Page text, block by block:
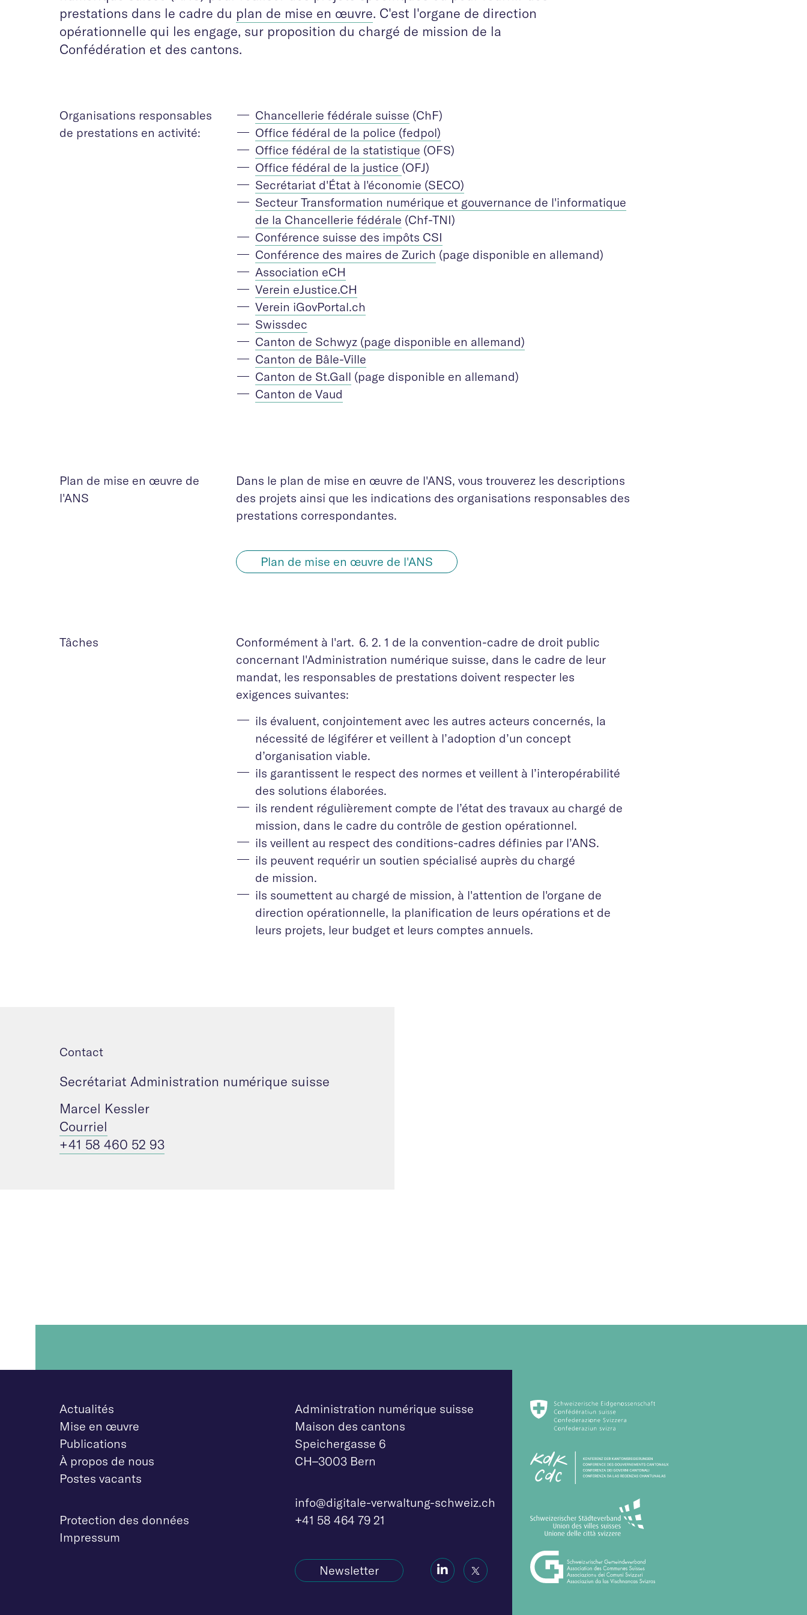
prestations dans le cadre du plan de mise en œuvre. C'est l'organe de direction
opérationnelle qui les engage, sur proposition du chargé de mission de la
Confédération et des cantons.
Organisations responsables
de prestations en activité:
Chancellerie fédérale suisse (ChF)
Office fédéral de la police (fedpol)
Office fédéral de la statistique (OFS)
Office fédéral de la justice (OFJ)
Secrétariat d'État à l'économie (SECO)
Secteur Transformation numérique et gouvernance de l'informatique
de la Chancellerie fédérale (Chf-TNI)
Conférence suisse des impôts CSI
Conférence des maires de Zurich (page disponible en allemand)
Association eCH
Verein eJustice.CH
Verein iGovPortal.ch
Swissdec
Canton de Schwyz (page disponible en allemand)
Canton de Bâle-Ville
Canton de St.Gall (page disponible en allemand)
Canton de Vaud
Plan de mise en œuvre de
l'ANS
Dans le plan de mise en œuvre de l'ANS, vous trouverez les descriptions
des projets ainsi que les indications des organisations responsables des
prestations correspondantes.
Plan de mise en œuvre de l'ANS
Tâches
Conformément à l'art. 6. 2. 1 de la convention-cadre de droit public
concernant l'Administration numérique suisse, dans le cadre de leur
mandat, les responsables de prestations doivent respecter les
exigences suivantes:
ils évaluent, conjointement avec les autres acteurs concernés, la
nécessité de légiférer et veillent à l’adoption d’un concept
d’organisation viable.
ils garantissent le respect des normes et veillent à l’interopérabilité
des solutions élaborées.
ils rendent régulièrement compte de l’état des travaux au chargé de
mission, dans le cadre du contrôle de gestion opérationnel.
ils veillent au respect des conditions-cadres définies par l’ANS.
ils peuvent requérir un soutien spécialisé auprès du chargé
de mission.
ils soumettent au chargé de mission, à l'attention de l'organe de
direction opérationnelle, la planification de leurs opérations et de
leurs projets, leur budget et leurs comptes annuels.
Contact
Secrétariat Administration numérique suisse
Marcel Kessler
Courriel
+41 58 460 52 93
Actualités
Mise en œuvre
Publications
À propos de nous
Postes vacants
Protection des données
Impressum
Administration numérique suisse
Maison des cantons
Speichergasse 6
CH–3003 Bern
info@digitale-verwaltung-schweiz.ch
+41 58 464 79 21
Newsletter
Social Social